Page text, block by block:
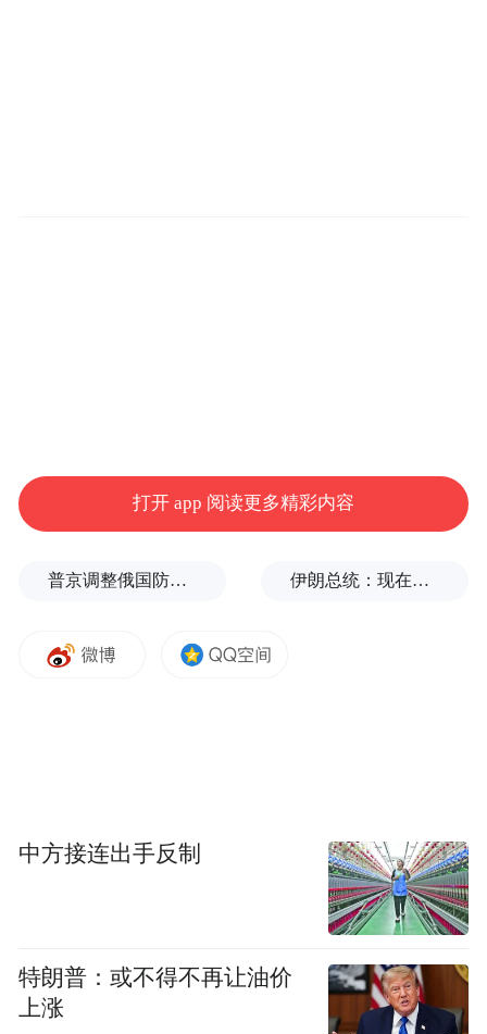
与深受太武帝信任的崔浩结援，后者认为胡
地的佛教造成了中原王法的混乱，因而反对
为国教，以具有道教色彩的“太平真君”（440
太武帝成为地上世界的统治者。
心的胡族叛乱，北魏为此很是头疼；二是带
兵平叛的太武帝进入长安城后，在城内寺院
中发现了武器，他由此断定寺院与盖吴勾
器的该寺僧侣，烧毁了佛像，还严令全国禁
止窝藏逃匿僧侣，逾期不出者被发现后不仅
打开 app 阅读更多精彩内容
普京调整俄国防部高层人事布局，重用实战将领削弱“办公室将军” 伊朗总统：现在与最高领袖的联系非常困难
中方接连出手反制
特朗普：或不得不再让油价
上涨